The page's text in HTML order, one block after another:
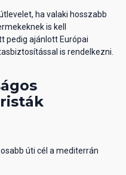
ha valaki hosszabb
is kell
pedig ajánlott Európai
is rendelkezni.
úti cél a mediterrán